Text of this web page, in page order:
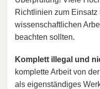
Richtlinien zum
wissenschaftlichen
beachten sollten.
Komplett illegal und
komplette Arbeit von
als eigenständiges